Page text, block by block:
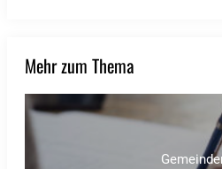
Mehr zum Thema